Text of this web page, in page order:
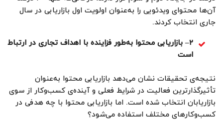
آن‌ها محتوای ویدئویی را به‌عنوان اولویت اول بازاریابی در سال
جاری انتخاب کردند.
۲–بازاریابی محتوا به‌طور فزاینده با اهداف تجاری در ارتباط
است
نتیجه‌ی تحقیقات نشان می‌دهد بازاریابی محتوا به‌عنوان
تأثیرگذارترین فعالیت در شرایط فعلی و آینده‌ی کسب‌وکار از سوی
بازاریابان انتخاب شده است. اما بازاریابی محتوا با چه هدفی در
کسب‌وکارهای مختلف استفاده می‌شود؟